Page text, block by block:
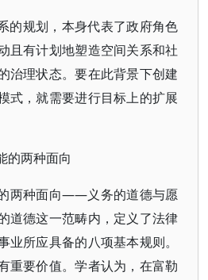
的规划，本身代表了政府角色
且有计划地塑造空间关系和社
治理状态。要在此背景下创建
式，就需要进行目标上的扩展
的两种面向
两种面向——义务的道德与愿
道德这一范畴内，定义了法律
业所应具备的八项基本规则。
重要价值。学者认为，在富勒